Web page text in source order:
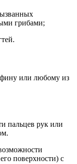
грибами;
или любому из
пальцев рук или
поверхности) с